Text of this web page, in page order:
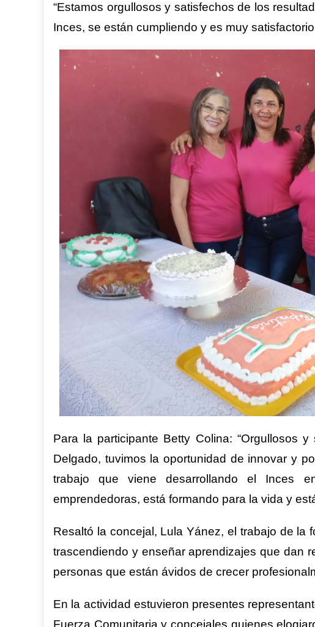
“Estamos orgullosos y satisfechos de los
Inces, se están cumpliendo y es muy
Para la participante Betty Colina: “Orgullosos
Delgado, tuvimos la oportunidad de innovar y
trabajo que viene desarrollando el Inces
emprendedoras, está formando para la vida y
Resaltó la concejal, Lula Yánez, el trabajo de la
trascendiendo y enseñar aprendizajes que dan
personas que están ávidos de crecer
En la actividad estuvieron presentes
Fuerza Comunitaria y concejales quienes